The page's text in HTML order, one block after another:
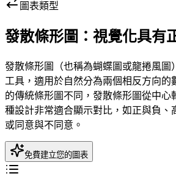
圖表類型
發散條形圖：視覺化具有
發散條形圖（也稱為蝴蝶圖或龍捲風圖
工具，適用於自然分為兩個相反方向的
的傳統條形圖不同，發散條形圖從中心
種設計非常適合顯示對比，如正與負、
或同意與不同意。
免費建立您的圖表